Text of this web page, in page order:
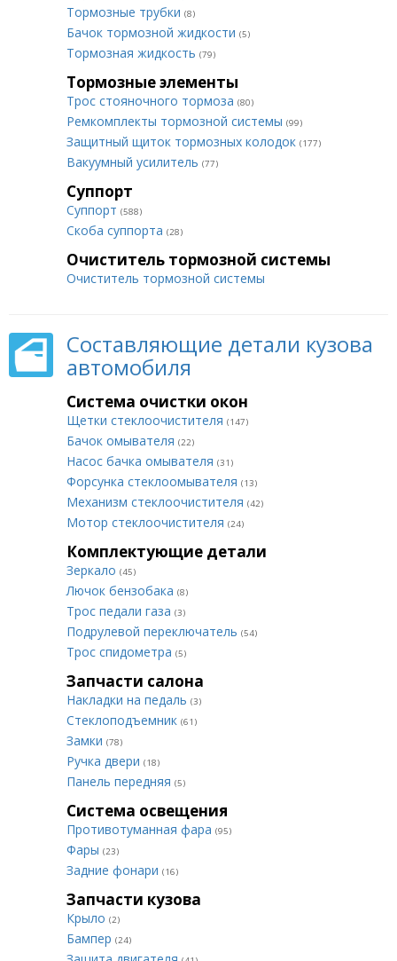
Тормозные трубки (8)
Бачок тормозной жидкости (5)
Тормозная жидкость (79)
Тормозные элементы
Трос стояночного тормоза (80)
Ремкомплекты тормозной системы (99)
Защитный щиток тормозных колодок (177)
Вакуумный усилитель (77)
Суппорт
Суппорт (588)
Скоба суппорта (28)
Очиститель тормозной системы
Очиститель тормозной системы
Составляющие детали кузова
автомобиля
Система очистки окон
Щетки стеклоочистителя (147)
Бачок омывателя (22)
Насос бачка омывателя (31)
Форсунка стеклоомывателя (13)
Механизм стеклоочистителя (42)
Мотор стеклоочистителя (24)
Комплектующие детали
Зеркало (45)
Лючок бензобака (8)
Трос педали газа (3)
Подрулевой переключатель (54)
Трос спидометра (5)
Запчасти салона
Накладки на педаль (3)
Стеклоподъемник (61)
Замки (78)
Ручка двери (18)
Панель передняя (5)
Система освещения
Противотуманная фара (95)
Фары (23)
Задние фонари (16)
Запчасти кузова
Крыло (2)
Бампер (24)